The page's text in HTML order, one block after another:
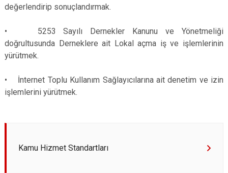
değerlendirip sonuçlandırmak.
• 5253 Sayılı Dernekler Kanunu ve Yönetmeliği
doğrultusunda Derneklere ait Lokal açma iş ve işlemlerinin
yürütmek.
• İnternet Toplu Kullanım Sağlayıcılarına ait denetim ve izin
işlemlerini yürütmek.
Kamu Hizmet Standartları